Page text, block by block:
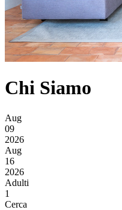
Chi Siamo
Aug
09
2026
Aug
16
2026
Adulti
1
Cerca